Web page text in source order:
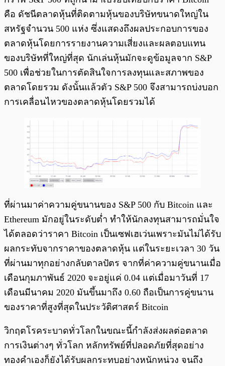
คือ ดัชนีตลาดหุ้นที่ติดตามหุ้นของบริษัทขนาดใหญ่ใน
สหรัฐจำนวน 500 แห่ง ซึ่งแสดงถึงผลประกอบการของ
ตลาดหุ้นโดยการรายงานความเสี่ยงและผลตอบแทน
ของบริษัทที่ใหญ่ที่สุด นักเล่นหุ้นมักจะดูข้อมูลจาก S&P
500 เพื่อช่วยในการตัดสินใจการลงทุนและสภาพของ
ตลาดโดยรวม ดังนั้นแล้วตัว S&P 500 จึงสามารถบ่งบอก
การเคลื่อนไหวของตลาดหุ้นโดยรวมได้
ที่ผ่านมาค่าความคู่ขนานของ S&P 500 กับ Bitcoin และ
Ethereum มักอยู่ในระดับต่ำ ทำให้นักลงทุนสามารถมั่นใจ
ได้ตลอดว่าราคา Bitcoin เป็นเซฟเฮเว่นเพราะมันไม่ได้รับ
ผลกระทับจากราคาของตลาดหุ้น แต่ในระยะเวลา 30 วัน
ที่ผ่านมาทุกอย่างกลับตาลปัตร จากที่ค่าความคู่ขนานเมื่อ
เดือนกุมภาพันธ์ 2020 จะอยู่แค่ 0.04 แต่เมื่อมาวันที่ 17
เดือนมีนาคม 2020 มันขึ้นมาถึง 0.60 ถือเป็นการคู่ขนาน
ของราคาที่สูงที่สุดในประวัติศาสตร์ Bitcoin
วิกฤตโรคระบาดทั่วโลกในขณะนี้กำลังส่งผลต่อตลาด
การเงินต่างๆ ทั่วโลก หลักทรัพย์ที่ปลอดภัยที่สุดอย่าง
ทองคำเองก็ยังได้รับผลกระทบอย่างหนักหน่วง จนถึง